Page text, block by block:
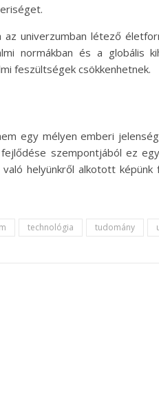
univerzumban létező
normákban és a globális
feszültségek csökkenhetnek.
egy mélyen emberi
szempontjából ez
helyünkről alkotott képünk
technológia tudomány